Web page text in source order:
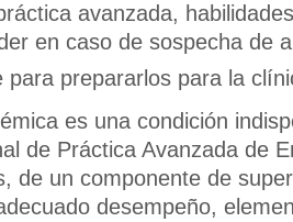
avanzada,
en caso de sospecha de
para prepararlos para la
es una condición
de Práctica Avanzada de
de un componente de
desempeño,